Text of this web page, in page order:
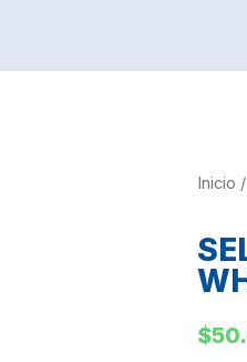
Inicio /
$